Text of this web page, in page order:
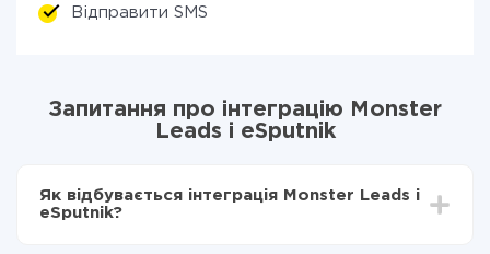
Відправити SMS
Запитання про інтеграцію Monster
Leads і eSputnik
Як відбувається інтеграція Monster Leads і
eSputnik?